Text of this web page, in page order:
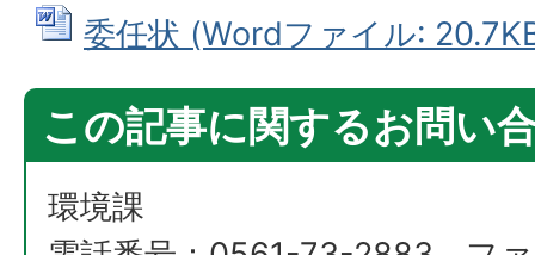
委任状 (Wordファイル:
この記事に関するお問い
環境課